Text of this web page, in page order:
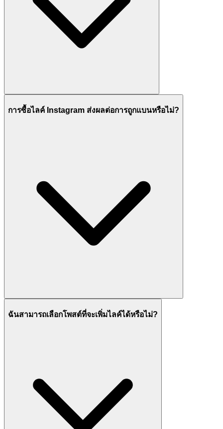
การซื้อไลค์ Instagram ส่งผลต่อการถูกแบนหรือไม่?
ฉันสามารถเลือกโพสต์ที่จะเพิ่มไลค์ได้หรือไม่?